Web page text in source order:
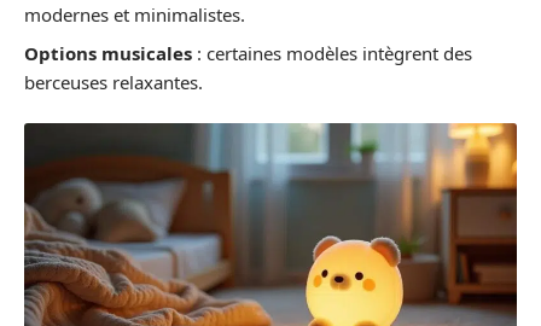
modernes et minimalistes.
Options musicales : certaines modèles intègrent des
berceuses relaxantes.